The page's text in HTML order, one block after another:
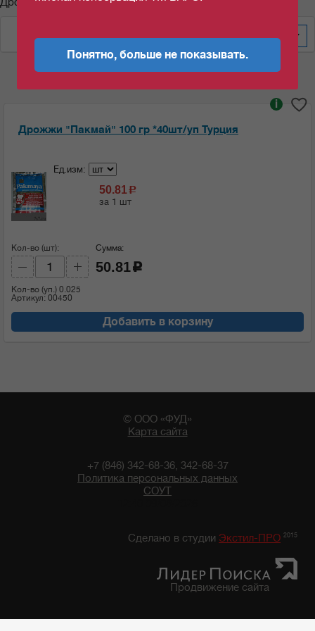
Дрожжи "Пакмай" 100 гр *40шт/уп Турция
i
Ед.изм:
50.81c
за 1 шт
Кол-во (шт):
Кол-во (уп.) 0.025
Артикул: 00450
Сумма:
50.81 c
Добавить в корзину
© ООО «ФУД»
Карта сайта
+7 (846) 342-68-36, 342-68-37
Политика персональных данных
СОУТ
Сделано в студии Экстил-ПРО 2015
Продвижение сайта
Понятно, больше не показывать.